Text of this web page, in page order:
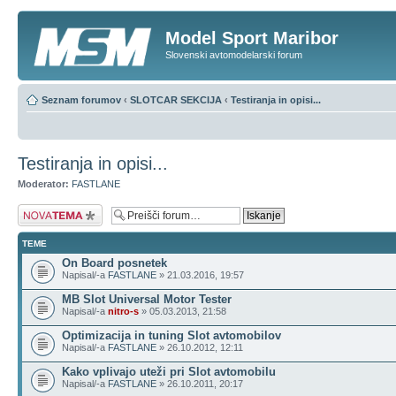
Model Sport Maribor
Slovenski avtomodelarski forum
Seznam forumov ‹ SLOTCAR SEKCIJA ‹ Testiranja in opisi...
Testiranja in opisi...
Moderator: FASTLANE
Napiši novo temo
TEME
On Board posnetek
Napisal/-a FASTLANE » 21.03.2016, 19:57
MB Slot Universal Motor Tester
Napisal/-a nitro-s » 05.03.2013, 21:58
Optimizacija in tuning Slot avtomobilov
Napisal/-a FASTLANE » 26.10.2012, 12:11
Kako vplivajo uteži pri Slot avtomobilu
Napisal/-a FASTLANE » 26.10.2011, 20:17